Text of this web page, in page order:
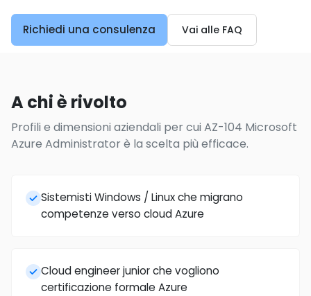
Richiedi una consulenza Vai alle FAQ
A chi è rivolto
Profili e dimensioni aziendali per cui AZ-104 Microsoft
Azure Administrator è la scelta più efficace.
Sistemisti Windows / Linux che migrano
competenze verso cloud Azure
Cloud engineer junior che vogliono
certificazione formale Azure